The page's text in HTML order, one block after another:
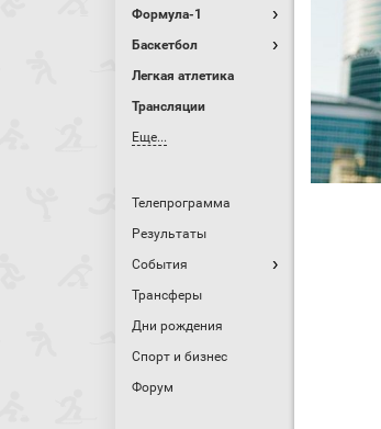
Формула-1
Баскетбол
Легкая атлетика
Трансляции
Еще...
Телепрограмма
Результаты
События
Трансферы
Дни рождения
Спорт и бизнес
Форум